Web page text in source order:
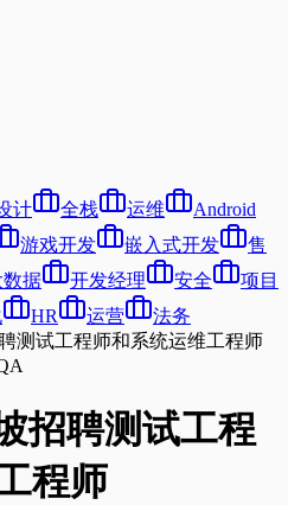
计 全栈 运维
Android
游戏开发 嵌入式开发
售
数据 开发经理 安全
项目
HR 运营
法务
测试工程师和系统运维工程师
招聘测试工程
程师